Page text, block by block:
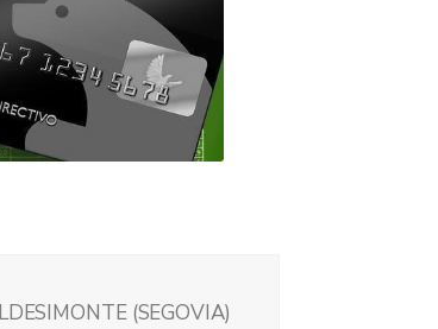
(SEGOVIA)